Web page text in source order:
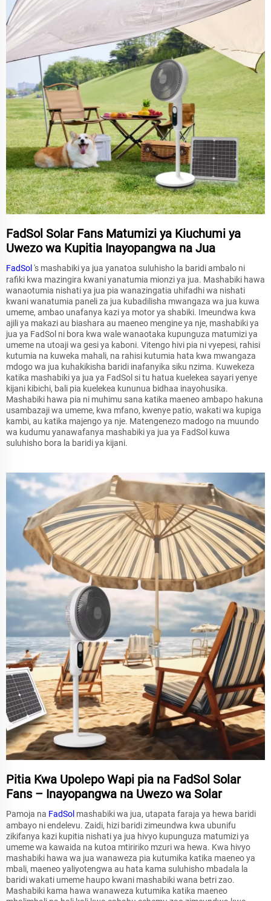
FadSol Solar Fans Matumizi ya Kiuchumi ya
Uwezo wa Kupitia Inayopangwa na Jua
FadSol 's mashabiki ya jua yanatoa suluhisho la baridi ambalo ni
rafiki kwa mazingira kwani yanatumia mionzi ya jua. Mashabiki hawa
wanaotumia nishati ya jua pia wanazingatia uhifadhi wa nishati
kwani wanatumia paneli za jua kubadilisha mwangaza wa jua kuwa
umeme, ambao unafanya kazi ya motor ya shabiki. Imeundwa kwa
ajili ya makazi au biashara au maeneo mengine ya nje, mashabiki ya
jua ya FadSol ni bora kwa wale wanaotaka kupunguza matumizi ya
umeme na utoaji wa gesi ya kaboni. Vitengo hivi pia ni vyepesi, rahisi
kutumia na kuweka mahali, na rahisi kutumia hata kwa mwangaza
mdogo wa jua kuhakikisha baridi inafanyika siku nzima. Kuwekeza
katika mashabiki ya jua ya FadSol si tu hatua kuelekea sayari yenye
kijani kibichi, bali pia kuelekea kununua bidhaa inayohusika.
Mashabiki hawa pia ni muhimu sana katika maeneo ambapo hakuna
usambazaji wa umeme, kwa mfano, kwenye patio, wakati wa kupiga
kambi, au katika majengo ya nje. Matengenezo madogo na muundo
wa kudumu yanawafanya mashabiki ya jua ya FadSol kuwa
suluhisho bora la baridi ya kijani.
Pitia Kwa Upolepo Wapi pia na FadSol Solar
Fans – Inayopangwa na Uwezo wa Solar
Pamoja na FadSol mashabiki wa jua, utapata faraja ya hewa baridi
ambayo ni endelevu. Zaidi, hizi baridi zimeundwa kwa ubunifu
zikifanya kazi kupitia nishati ya jua hivyo kupunguza matumizi ya
umeme wa kawaida na kutoa mtiririko mzuri wa hewa. Kwa hivyo
mashabiki hawa wa jua wanaweza pia kutumika katika maeneo ya
mbali, maeneo yaliyotengwa au hata kama suluhisho mbadala la
baridi wakati umeme haupo kwani mashabiki wana betri zao.
Mashabiki kama hawa wanaweza kutumika katika maeneo